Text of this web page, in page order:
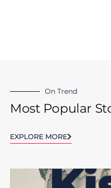
On Trend
Most Popular
EXPLORE MORE